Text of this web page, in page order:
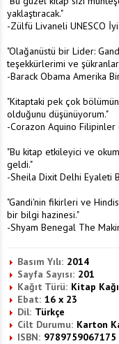
yaklaştıracak."
-Zülfü Livaneli UNESCO
"Olağanüstü bir Lider:
teşekkürlerimi ve
-Barack Obama Amerika
"Kitaptaki pek çok
olduğunu düşünüyorum."
-Corazon Aquino Filipinler
"Bu kitap etkileyici ve
geldi."
-Sheila Dixit Delhi Eyaleti
"Gandi'nin fikirleri ve
bir bilgi hazinesi."
-Shyam Benegal The
Basım Yılı: 2014
Sayfa Sayısı: 201
Kağıt Türü: Kitap
Ebat: 16 x 23
Dil: Türkçe
Cilt Durumu: Karton
ISBN: 9789759067175